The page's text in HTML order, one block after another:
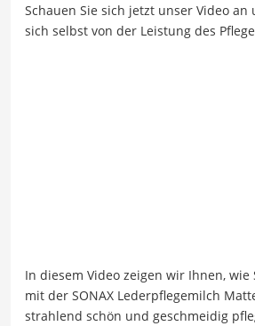
Schauen Sie sich jetzt unser Video an
sich selbst von der Leistung des
In diesem Video zeigen wir Ihnen, wie
mit der SONAX Lederpflegemilch
strahlend schön und geschmeidig